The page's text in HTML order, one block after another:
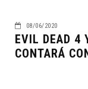
08/06/2020
EVIL DEAD 4
CONTARÁ